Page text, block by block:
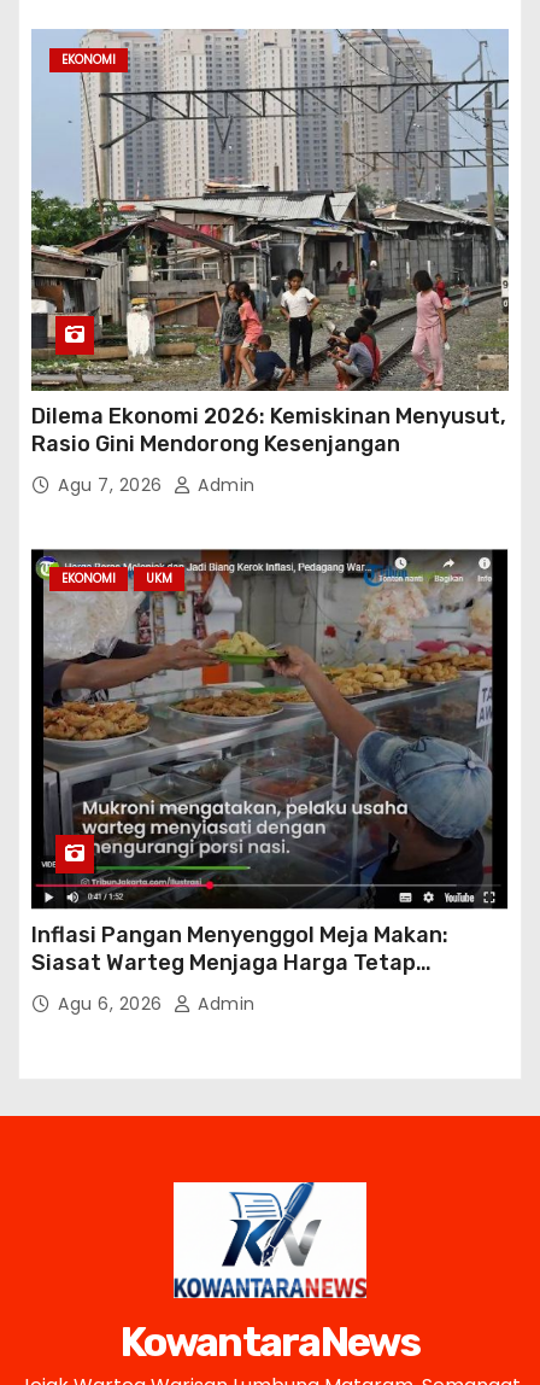
EKONOMI
Dilema Ekonomi 2026: Kemiskinan Menyusut,
Rasio Gini Mendorong Kesenjangan
Agu 7, 2026 Admin
EKONOMI UKM
Inflasi Pangan Menyenggol Meja Makan:
Siasat Warteg Menjaga Harga Tetap
Terjangkau
Agu 6, 2026 Admin
KowantaraNews